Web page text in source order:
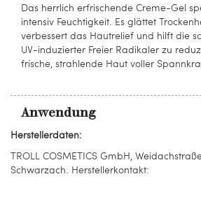
Das herrlich erfrischende Creme-Gel
intensiv Feuchtigkeit. Es glättet
verbessert das Hautrelief und hilft die
UV-induzierter Freier Radikaler zu
frische, strahlende Haut voller
Anwendung
Herstellerdaten:
TROLL COSMETICS GmbH,
Schwarzach. Herstellerkontakt: